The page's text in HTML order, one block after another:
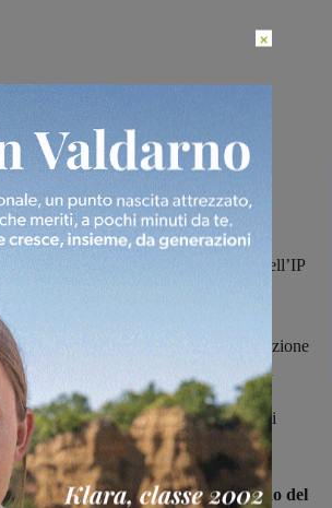
gennaio alle 9.30 nell’aula magna dell’IP
presente e futuro: seconda edizione
sabato 13 gennaio alle 9.30 nell'aula
Giovanni. Verranno premiati gli
per merito ed eccellenza negli esami di
del rapporto tra Scuola e mondo del
×